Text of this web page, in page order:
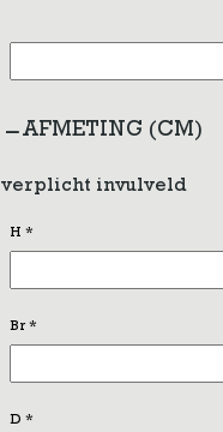
AFMETING (CM)
verplicht invulveld
H*
Br*
D*